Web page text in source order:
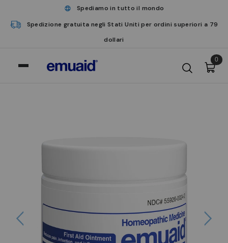
Spediamo in tutto il mondo
Spedizione gratuita negli Stati Uniti per ordini superiori a 79
dollari
0